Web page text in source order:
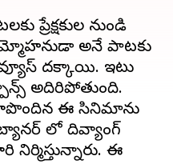
ప్రేక్షకుల నుండి
అనే పాటకు
దక్కాయి. ఇటు
అదిరిపోతుంది.
రూపొందిన ఈ సినిమాను
లో దివ్యాంగ్
ఈ